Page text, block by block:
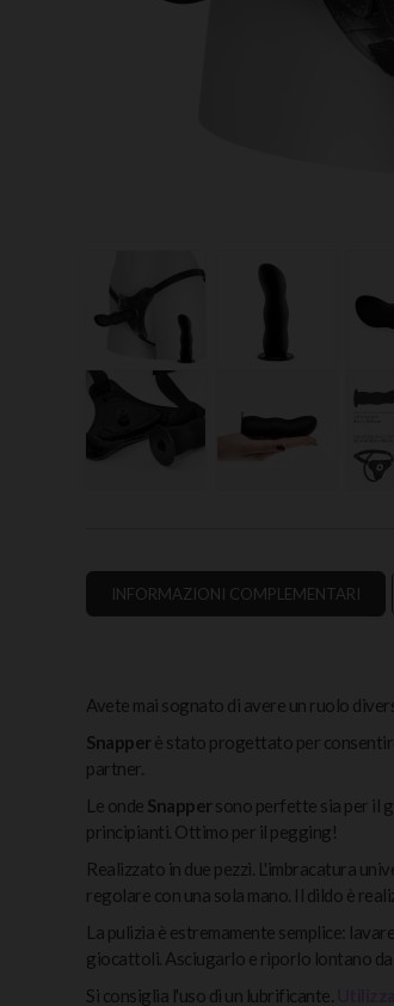
INFORMAZIONI COMPLEMENTARI
Avete mai sognato di avere un ruolo
Snapperè stato progettato per
partner.
Le onde Snappersono perfette sia per il
principianti. Ottimo per il pegging!
Realizzato in due pezzi. L'imbracatura
regolare con una sola mano. Il dildo è
La pulizia è estremamente semplice:
giocattoli. Asciugarlo e riporlo lontano
Si consiglia l'uso di un lubrificante.